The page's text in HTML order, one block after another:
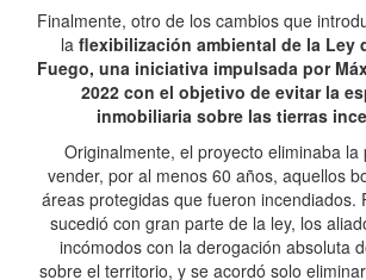
Finalmente, otro de los cambios que
la flexibilización ambiental de la Ley
Fuego, una iniciativa impulsada por
2022 con el objetivo de evitar la
inmobiliaria sobre las tierras
Originalmente, el proyecto eliminaba la
vender, por al menos 60 años, aquellos
áreas protegidas que fueron incendiados.
sucedió con gran parte de la ley, los
incómodos con la derogación absoluta
sobre el territorio, y se acordó solo